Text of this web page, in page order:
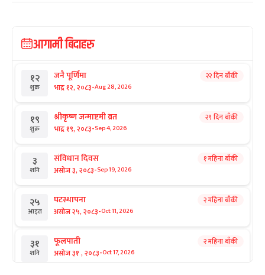
आगामी बिदाहरु
१२
शुक्र
जनै पूर्णिमा
भाद्र १२, २०८३-Aug 28, 2026
२२ दिन बाँकी
१९
शुक्र
श्रीकृष्ण जन्माष्टमी व्रत
भाद्र १९, २०८३-Sep 4, 2026
२९ दिन बाँकी
३
शनि
संविधान दिवस
असोज ३, २०८३-Sep 19, 2026
१ महिना बाँकी
२५
आइत
घटस्थापना
असोज २५, २०८३-Oct 11, 2026
२ महिना बाँकी
३१
शनि
फूलपाती
असोज ३१ , २०८३-Oct 17, 2026
२ महिना बाँकी